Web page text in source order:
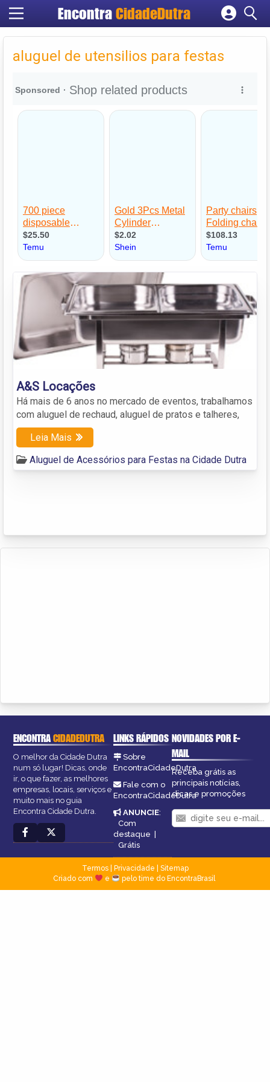
Encontra CidadeDutra
Cadastrar empresa
Criar conta
aluguel de utensilios para festas
A&S Locações
Há mais de 6 anos no mercado de eventos, trabalhamos
com aluguel de rechaud, aluguel de pratos e talheres,
Leia Mais
Aluguel de Acessórios para Festas na Cidade Dutra
ENCONTRACIDADEDUTRA
O melhor da Cidade Dutra
num só lugar! Dicas, onde
ir, o que fazer, as melhores
empresas, locais, serviços e
muito mais no guia
Encontra Cidade Dutra.
LINKS RÁPIDOS
Sobre
EncontraCidadeDutra
Fale com o
EncontraCidadeDutra
ANUNCIE:
Com
destaque |
Grátis
NOVIDADES POR E-
MAIL
Receba grátis as
principais notícias,
dicas e promoções
Termos| Privacidade
Sitemap
Criado com
e pelo time do EncontraBrasil